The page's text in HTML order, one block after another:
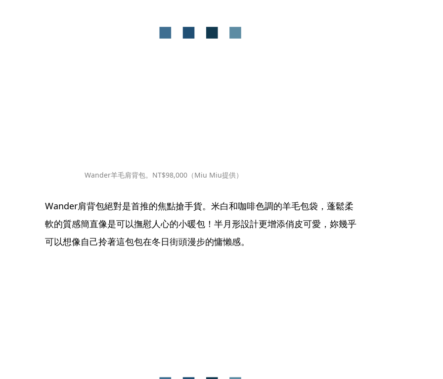
Wander羊毛肩背包。NT$98,000（Miu Miu提供）
Wander肩背包絕對是首推的焦點搶手貨。米白和咖啡色調的羊毛包袋，蓬鬆柔
軟的質感簡直像是可以撫慰人心的小暖包！半月形設計更增添俏皮可愛，妳幾乎
可以想像自己拎著這包包在冬日街頭漫步的慵懶感。